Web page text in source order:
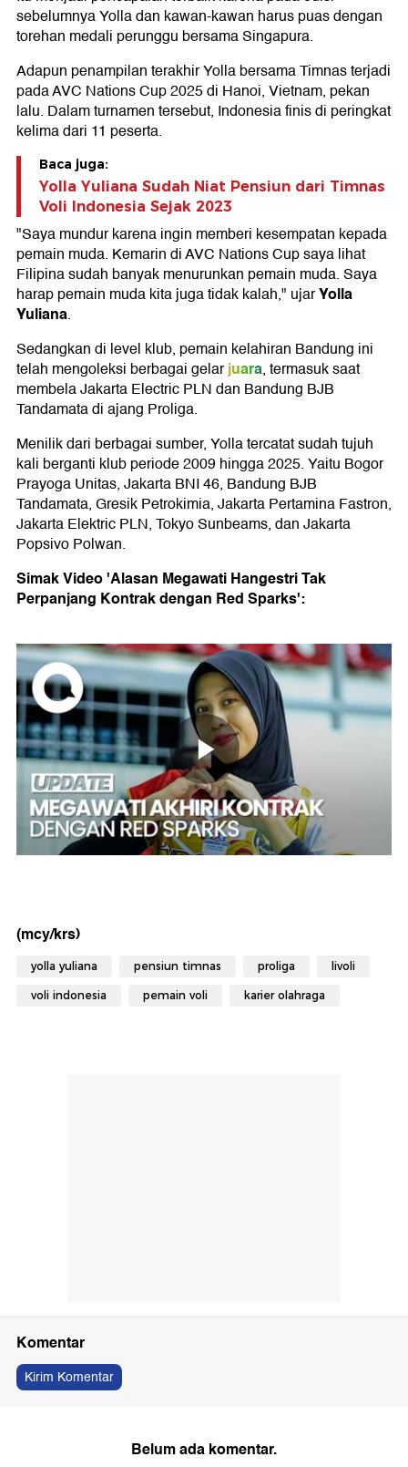
sebelumnya Yolla dan kawan-kawan harus puas dengan
torehan medali perunggu bersama Singapura.
Adapun penampilan terakhir Yolla bersama Timnas terjadi
pada AVC Nations Cup 2025 di Hanoi, Vietnam, pekan
lalu. Dalam turnamen tersebut, Indonesia finis di peringkat
kelima dari 11 peserta.
Baca juga:
Yolla Yuliana Sudah Niat Pensiun dari Timnas
Voli Indonesia Sejak 2023
"Saya mundur karena ingin memberi kesempatan kepada
pemain muda. Kemarin di AVC Nations Cup saya lihat
Filipina sudah banyak menurunkan pemain muda. Saya
harap pemain muda kita juga tidak kalah," ujarYolla
Yuliana.
Sedangkan di level klub, pemain kelahiran Bandung ini
telah mengoleksi berbagai gelarjuara, termasuk saat
membela Jakarta Electric PLN dan Bandung BJB
Tandamata di ajang Proliga.
Menilik dari berbagai sumber, Yolla tercatat sudah tujuh
kali berganti klub periode 2009 hingga 2025. Yaitu Bogor
Prayoga Unitas, Jakarta BNI 46, Bandung BJB
Tandamata, Gresik Petrokimia, Jakarta Pertamina Fastron,
Jakarta Elektric PLN, Tokyo Sunbeams, dan Jakarta
Popsivo Polwan.
Simak Video 'Alasan Megawati Hangestri Tak
Perpanjang Kontrak dengan Red Sparks':
(mcy/krs)
yolla yuliana pensiun timnas proliga livoli
voli indonesia pemain voli karier olahraga
Komentar
Kirim Komentar
Belum ada komentar.